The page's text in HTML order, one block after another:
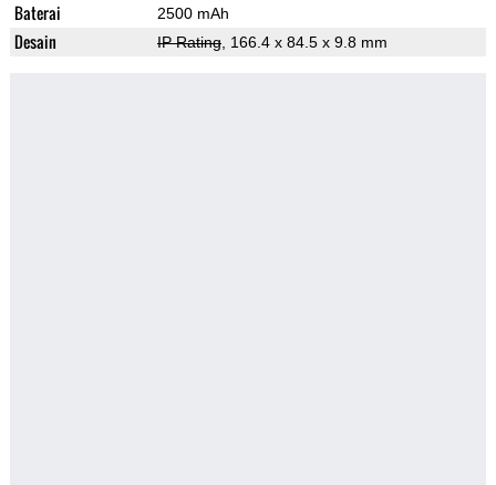
Baterai 2500 mAh
Desain IP Rating, 166.4 x 84.5 x 9.8 mm